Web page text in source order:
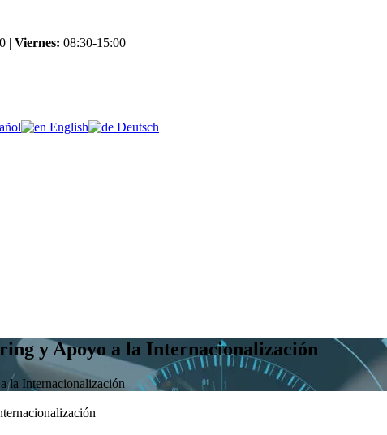
| Viernes: 08:30-15:00
English Deutsch
y Apoyo a la Internacionalización
la Internacionalización